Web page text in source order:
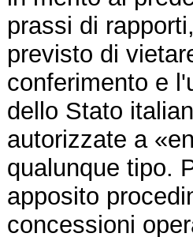
prassi di
previsto di
conferimento e
dello Stato
autorizzate a
qualunque tipo.
apposito
concessioni